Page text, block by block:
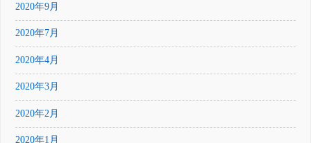
2020年9月
2020年7月
2020年4月
2020年3月
2020年2月
2020年1月